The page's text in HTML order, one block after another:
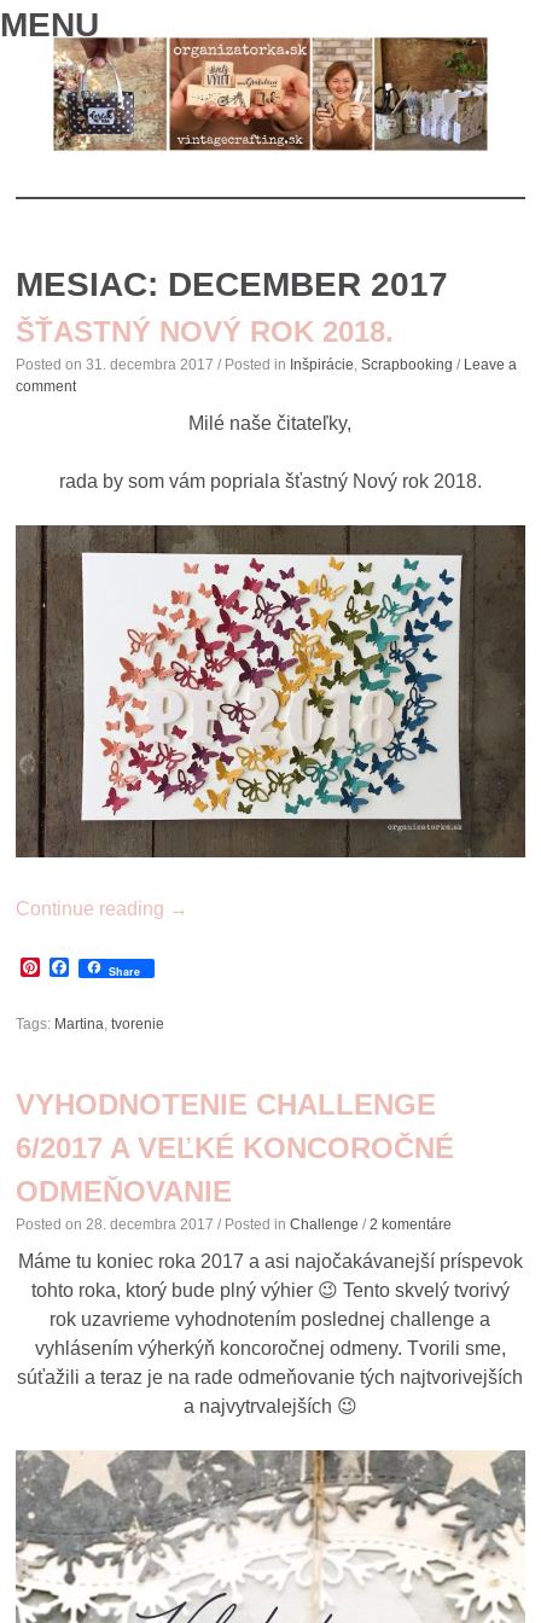
MENU
CONTENT
MESIAC: DECEMBER 2017
ŠŤASTNÝ NOVÝ ROK 2018.
Posted on31. decembra 2017 / Posted in Inšpirácie ,Scrapbooking / Leave a
comment
Milé naše čitateľky,
rada by som vám popriala šťastný Nový rok 2018.
Continue reading →
Pinterest
Facebook
Share
Tags: Martina,tvorenie
VYHODNOTENIE CHALLENGE
6/2017 A VEĽKÉ KONCOROČNÉ
ODMEŇOVANIE
Posted on28. decembra 2017 / Posted inChallenge /2 komentáre
Máme tu koniec roka 2017 a asi najočakávanejší príspevok
tohto roka, ktorý bude plný výhier 😉 Tento skvelý tvorivý
rok uzavrieme vyhodnotením poslednej challenge a
vyhlásením výherkýň koncoročnej odmeny. Tvorili sme,
súťažili a teraz je na rade odmeňovanie tých najtvorivejších
a najvytrvalejších 😉